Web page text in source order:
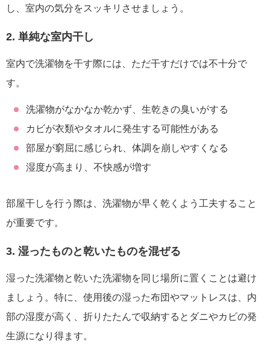
し、室内の気分をスッキリさせましょう。
2. 単純な室内干し
室内で洗濯物を干す際には、ただ干すだけでは不十分で
す。
洗濯物がなかなか乾かず、生乾きの臭いがする
カビが衣類やタオルに発生する可能性がある
部屋が窮屈に感じられ、体調を崩しやすくなる
湿度が高まり、不快感が増す
部屋干しを行う際は、洗濯物が早く乾くよう工夫すること
が重要です。
3. 湿ったものと乾いたものを混ぜる
湿った洗濯物と乾いた洗濯物を同じ場所に置くことは避け
ましょう。特に、使用後の湿った布団やマットレスは、内
部の湿度が高く、折りたたんで収納するとダニやカビの発
生源になり得ます。